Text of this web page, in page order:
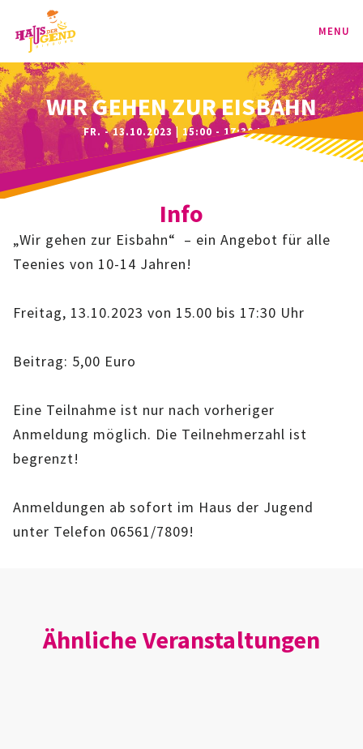
MENU
PROGRAMM
KINDER
JUGEND
BAG
KURSE
EHRENAMTLICHENARBEIT
WIR GEHEN ZUR EISBAHN
FR. - 13.10.2023 | 15:00 - 17:30 UHR
Info
„Wir gehen zur Eisbahn“ – ein Angebot für alle
Teenies von 10-14 Jahren!
Freitag, 13.10.2023 von 15.00 bis 17:30 Uhr
Beitrag: 5,00 Euro
Eine Teilnahme ist nur nach vorheriger
Anmeldung möglich. Die Teilnehmerzahl ist
begrenzt!
Anmeldungen ab sofort im Haus der Jugend
unter Telefon 06561/7809!
Ähnliche Veranstaltungen